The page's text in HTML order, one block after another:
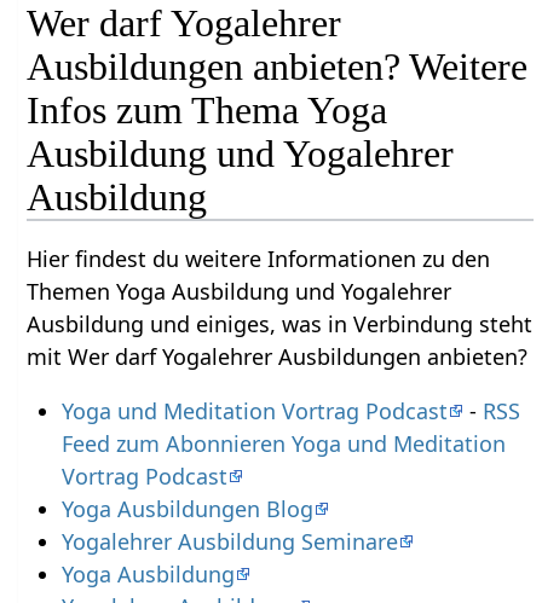
Wer darf Yogalehrer
Ausbildungen anbieten? Weitere
Infos zum Thema Yoga
Ausbildung und Yogalehrer
Ausbildung
Hier findest du weitere Informationen zu den
Themen Yoga Ausbildung und Yogalehrer
Ausbildung und einiges, was in Verbindung steht
mit Wer darf Yogalehrer Ausbildungen anbieten?
Yoga und Meditation Vortrag Podcast
- RSS
Feed zum Abonnieren Yoga und Meditation
Vortrag Podcast
Yoga Ausbildungen Blog
Yogalehrer Ausbildung Seminare
Yoga Ausbildung